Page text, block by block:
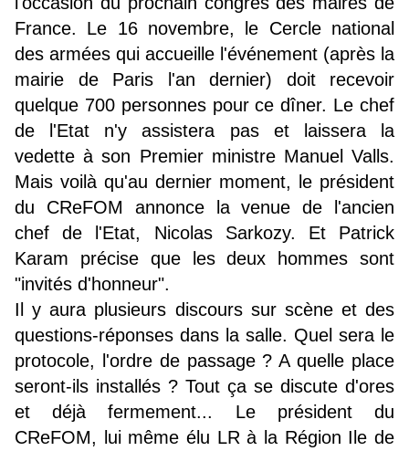
France. Le 16 novembre, le Cercle national
des armées qui accueille l'événement (après la
mairie de Paris l'an dernier) doit recevoir
quelque 700 personnes pour ce dîner. Le chef
de l'Etat n'y assistera pas et laissera la
vedette à son Premier ministre Manuel Valls.
Mais voilà qu'au dernier moment, le président
du CReFOM annonce la venue de l'ancien
chef de l'Etat, Nicolas Sarkozy. Et Patrick
Karam précise que les deux hommes sont
"invités d'honneur".
Il y aura plusieurs discours sur scène et des
questions-réponses dans la salle. Quel sera le
protocole, l'ordre de passage ? A quelle place
seront-ils installés ? Tout ça se discute d'ores
et déjà fermement... Le président du
CReFOM, lui même élu LR à la Région Ile de